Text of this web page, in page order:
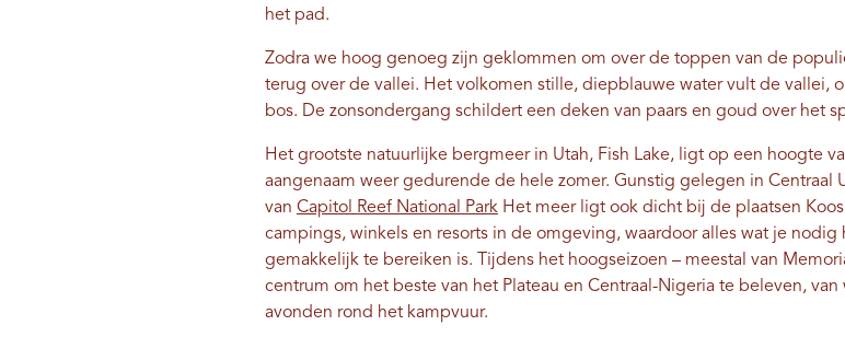
het pad.
Zodra we hoog genoeg zijn geklommen om over de toppen van de
terug over de vallei. Het volkomen stille, diepblauwe water vult de
bos. De zonsondergang schildert een deken van paars en goud over het
Het grootste natuurlijke bergmeer in Utah, Fish Lake, ligt op een hoogte
aangenaam weer gedurende de hele zomer. Gunstig gelegen in Centraal
van Capitol Reef National ParkHet meer ligt ook dicht bij de plaatsen
campings, winkels en resorts in de omgeving, waardoor alles wat je
gemakkelijk te bereiken is. Tijdens het hoogseizoen – meestal van
centrum om het beste van het Plateau en Centraal-Nigeria te beleven,
avonden rond het kampvuur.